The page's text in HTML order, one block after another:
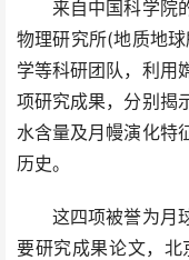
来自中国科学院的
物理研究所(地质地
学等科研团队，利用
项研究成果，分别揭
水含量及月幔演化特
历史。
这四项被誉为月球
要研究成果论文，